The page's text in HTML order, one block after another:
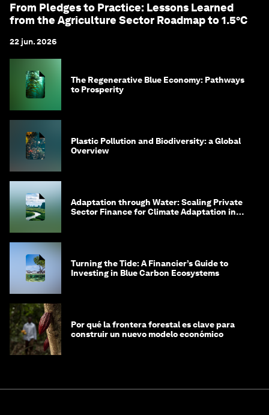
From Pledges to Practice: Lessons Learned
from the Agriculture Sector Roadmap to 1.5°C
22 jun. 2026
The Regenerative Blue Economy: Pathways
to Prosperity
Plastic Pollution and Biodiversity: a Global
Overview
Adaptation through Water: Scaling Private
Sector Finance for Climate Adaptation in
Turning the Tide: A Financier’s Guide to
Investing in Blue Carbon Ecosystems
Por qué la frontera forestal es clave para
construir un nuevo modelo económico